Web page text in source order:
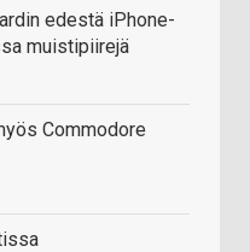
edestä iPhone-
muistipiirejä
Commodore